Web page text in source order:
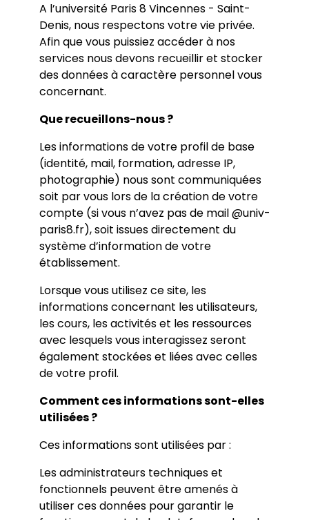
A l’université Paris 8 Vincennes - Saint-
Denis, nous respectons votre vie privée.
Afin que vous puissiez accéder à nos
services nous devons recueillir et stocker
des données à caractère personnel vous
concernant.
Que recueillons-nous ?
Les informations de votre profil de base
(identité, mail, formation, adresse IP,
photographie) nous sont communiquées
soit par vous lors de la création de votre
compte (si vous n’avez pas de mail @univ-
paris8.fr), soit issues directement du
système d’information de votre
établissement.
Lorsque vous utilisez ce site, les
informations concernant les utilisateurs,
les cours, les activités et les ressources
avec lesquels vous interagissez seront
également stockées et liées avec celles
de votre profil.
Comment ces informations sont-elles
utilisées ?
Ces informations sont utilisées par :
Les administrateurs techniques et
fonctionnels peuvent être amenés à
utiliser ces données pour garantir le